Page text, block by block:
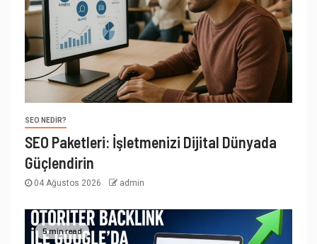
SEO NEDIR?
SEO Paketleri: İşletmenizi Dijital Dünyada
Güçlendirin
04 Ağustos 2026 admin
5 min read